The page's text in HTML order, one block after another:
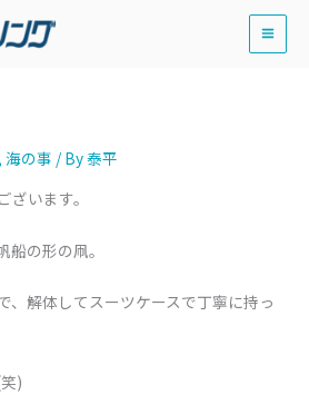
,海の事 / By泰平
ざいます。
船の形の凧。
、解体してスーツケースで丁寧に持っ
)